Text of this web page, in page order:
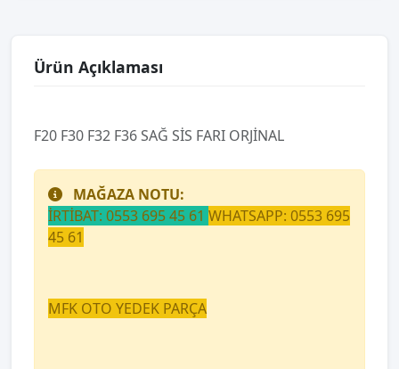
Ürün Açıklaması
F20 F30 F32 F36 SAĞ SİS FARI ORJİNAL
MAĞAZA NOTU:
İRTİBAT: 0553 695 45 61 WHATSAPP: 0553 695
45 61
MFK OTO YEDEK PARÇA